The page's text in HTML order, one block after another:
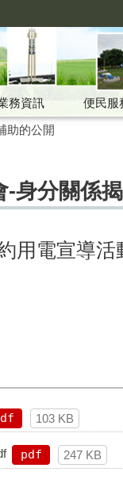
務資訊 便民服
助的公開
-身分關係
用電宣導活
103 KB
pdf 247 KB